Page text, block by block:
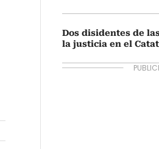
Dos disidentes de
la justicia en el